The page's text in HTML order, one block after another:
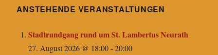
ANSTEHENDE VERANSTALTUNGEN
Stadtrundgang rund um St. Lambertus Neurath
27. August 2026 @ 18:00-20:00